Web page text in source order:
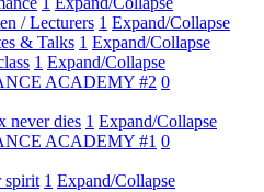
/ Lecturers 1 Expand/Collapse
& Talks 1 Expand/Collapse
1 Expand/Collapse
ACADEMY #2 0
never dies 1 Expand/Collapse
ACADEMY #1 0
spirit 1 Expand/Collapse